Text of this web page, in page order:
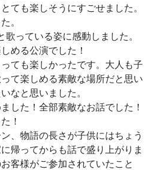
ても楽しそうにすごせました。
。
歌っている姿に感動しました。
める公演でした！
ても楽しかったです。大人も子
て楽しめる素敵な場所だと思い
なと思いました。
した！全部素敵なお話でした！
！
、物語の長さが子供にはちょう
帰ってからも話で盛り上がりま
客様がご参加されていたこと